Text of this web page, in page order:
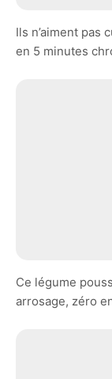
Ils n’aiment pas
en 5 minutes
Ce légume
arrosage, zéro